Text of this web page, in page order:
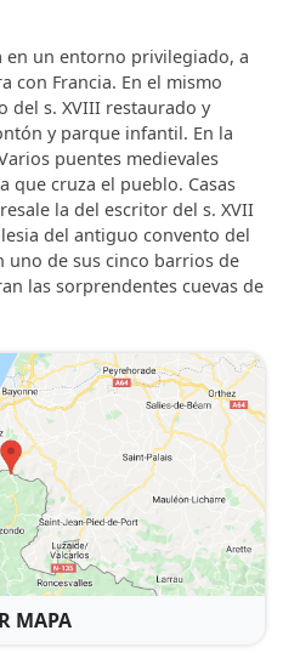
un entorno privilegiado, a
con Francia. En el mismo
del s. XVIII restaurado y
y parque infantil. En la
puentes medievales
que cruza el pueblo. Casas
la del escritor del s. XVII
del antiguo convento del
uno de sus cinco barrios de
las sorprendentes cuevas de
MAPA